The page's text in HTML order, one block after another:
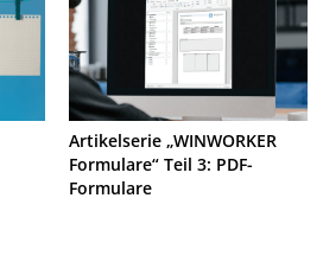
Artikelserie „WINWORKER
Formulare“ Teil 3: PDF-
Formulare